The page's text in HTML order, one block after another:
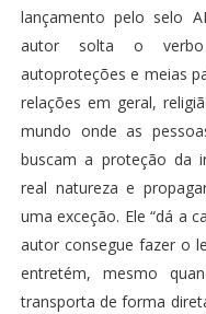
lançamento pelo selo
autor solta o verbo
autoproteções e meias
relações em geral,
mundo onde as
buscam a proteção da
real natureza e
uma exceção. Ele “dá a
autor consegue fazer o
entretém, mesmo
transporta de forma